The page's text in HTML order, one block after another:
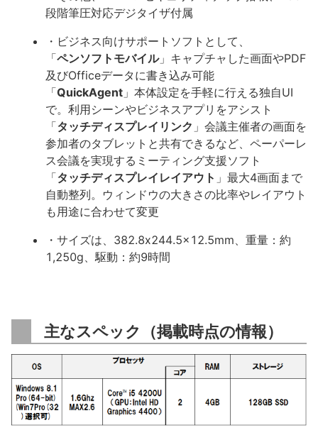
段階筆圧対応デジタイザ付属
・ビジネス向けサポートソフトとして、
「ペンソフトモバイル」キャプチャした画面やPDF
及びOfficeデータに書き込み可能
「QuickAgent 」本体設定を手軽に行える独自UI
で。利用シーンやビジネスアプリをアシスト
「タッチディスプレイリンク 」会議主催者の画面を
参加者のタブレットと共有できるなど、ペーパーレ
ス会議を実現するミーティング支援ソフト
「タッチディスプレイレイアウト 」最大4画面まで
自動整列。ウィンドウの大きさの比率やレイアウト
も用途に合わせて変更
・サイズは、382.8x244.5x12.5mm、重量：約
1,250g、駆動：約9時間
主なスペック（掲載時点の情報）